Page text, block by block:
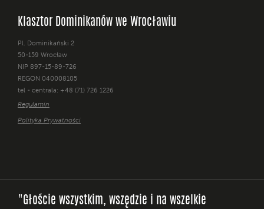
Klasztor Dominikanów we Wrocławiu
Pl. Dominikański 2
50-159 Wrocław
NIP 897-15-89-726
REGON 040008105
tel - centrala: +48 (71) 726 1226
Regulamin
Polityka Prywatności
"Głoście wszystkim, wszędzie i na wszelkie